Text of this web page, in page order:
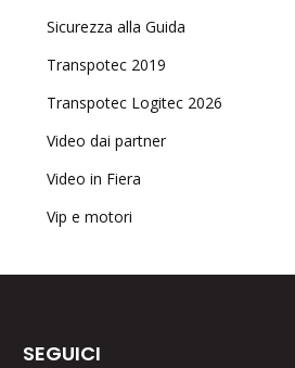
Sicurezza alla Guida
Transpotec 2019
Transpotec Logitec 2026
Video dai partner
Video in Fiera
Vip e motori
SEGUICI